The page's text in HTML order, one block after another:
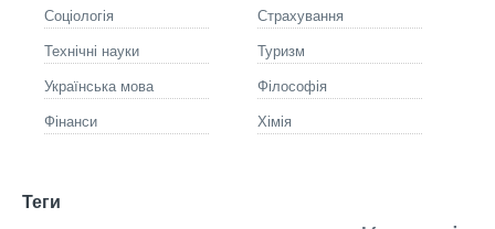
Соціологія Страхування
Технічні науки Туризм
Українська мова Філософія
Фінанси Хімія
Теги